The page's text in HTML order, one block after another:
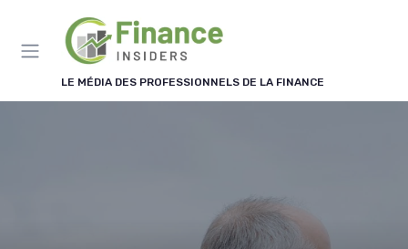
LE MÉDIA DES PROFESSIONNELS DE LA FINANCE